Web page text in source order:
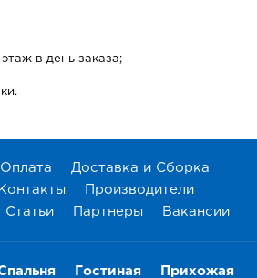
в день заказа;
Оплата
Доставка и Сборка
Контакты
Производители
Статьи Партнеры Вакансии
Гостиная Прихожая